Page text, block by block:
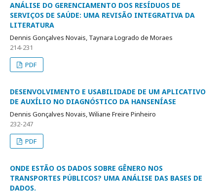
ANÁLISE DO GERENCIAMENTO DOS RESÍDUOS DE
SERVIÇOS DE SAÚDE: UMA REVISÃO INTEGRATIVA DA
LITERATURA
Dennis Gonçalves Novais, Taynara Logrado de Moraes
214-231
PDF
DESENVOLVIMENTO E USABILIDADE DE UM APLICATIVO
DE AUXÍLIO NO DIAGNÓSTICO DA HANSENÍASE
Dennis Gonçalves Novais, Wiliane Freire Pinheiro
232-247
PDF
ONDE ESTÃO OS DADOS SOBRE GÊNERO NOS
TRANSPORTES PÚBLICOS? UMA ANÁLISE DAS BASES DE
DADOS.